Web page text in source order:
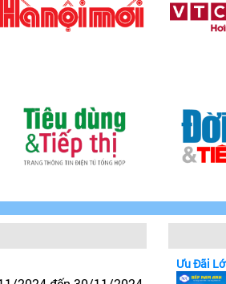
Ưu Đãi